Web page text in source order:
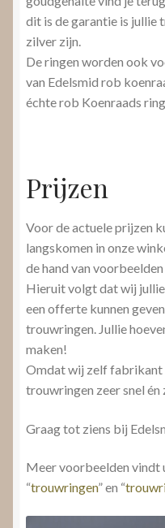
dit is de garantie is jullie
zilver zijn.
De ringen worden ook
van Edelsmid rob
échte rob Koenraads
Prijzen
Voor de actuele prijzen
langskomen in onze
de hand van
Hieruit volgt dat wij
een offerte kunnen
trouwringen. Jullie
maken!
Omdat wij zelf fabrikant
trouwringen zeer snel
Graag tot ziens bij
Meer voorbeelden vindt
“trouwringen” en “